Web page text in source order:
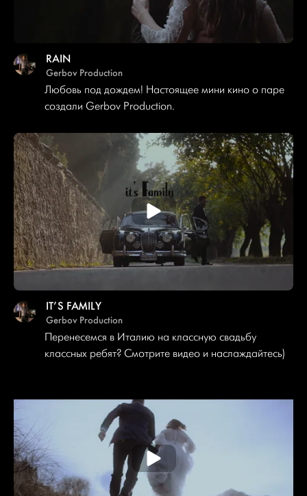
RAIN
Gerbov Production
Любовь под дождем! Настоящее мини кино о паре
создали Gerbov Production.
IT’S FAMILY
Gerbov Production
Перенесемся в Италию на классную свадьбу
классных ребят? Смотрите видео и наслаждайтесь)